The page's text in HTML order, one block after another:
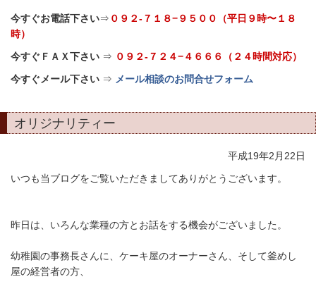
今すぐお電話下さい⇒ ０９２-７１８−９５００（平日９時〜１８
時）
今すぐＦＡＸ下さい ⇒ ０９２-７２４−４６６６（２４時間対応）
今すぐメール下さい ⇒ メール相談のお問合せフォーム
オリジナリティー
平成19年2月22日
いつも当ブログをご覧いただきましてありがとうございます。
昨日は、いろんな業種の方とお話をする機会がございました。
幼稚園の事務長さんに、ケーキ屋のオーナーさん、そして釜めし
屋の経営者の方、